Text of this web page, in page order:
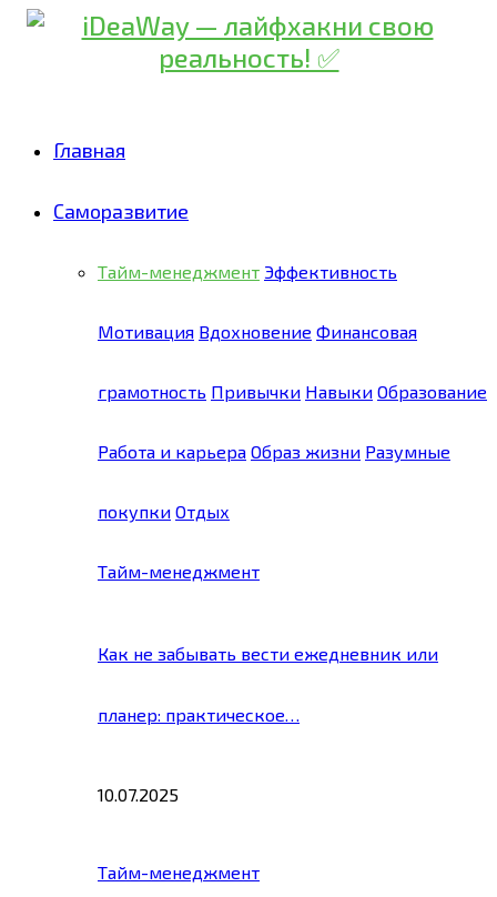
Главная
Саморазвитие
Тайм-менеджмент Эффективность
Мотивация Вдохновение Финансовая
грамотность Привычки Навыки Образование
Работа и карьера Образ жизни Разумные
покупки Отдых
Тайм-менеджмент
Как не забывать вести ежедневник или
планер: практическое…
10.07.2025
Тайм-менеджмент